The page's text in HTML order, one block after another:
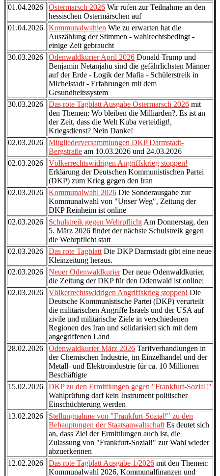
01.04.2026
Ostermarsch 2026 Wir rufen zur Teilnahme an den
hessischen Ostermärschen auf
01.04.2026
Kommunalwahlen Wie zu erwarten hat die
Auszählung der Stimmen - wahlrechtsbedingt -
einige Zeit gebraucht
30.03.2026
Odenwaldkurier April 2026 Donald Trump und
Benjamin Netanjahu sind die gefährlichsten Männer
auf der Erde - Logik der Mafia - Schülerstreik in
Michelstadt - Erfahrungen mit dem
Gesundheitssystem
30.03.2026
Das rote Tagblatt Ausgabe Ostermarsch 2026 mit
den Themen: Wo bleiben die Milliarden?, Es ist an
der Zeit, dass die Welt Kuba verteidigt!,
Kriegsdienst? Nein Danke!
02.03.2026
Mitgliederversammlungen DKP Darmstadt-
Bergstraße am 10.03.2026 und 24.03.2026
02.03.2026
Völkerrechtswidrigen Angriffskrieg stoppen!
Erklärung der Deutschen Kommunistischen Partei
(DKP) zum Krieg gegen den Iran
02.03.2026
Kommunalwahl 2026 Die Sonderausgabe zur
Kommunalwahl von "Unser Weg", Zeitung der
DKP Reinheim ist online
02.03.2026
Schulstreik gegen Wehrpflicht Am Donnerstag, den
5. März 2026 findet der nächste Schulstreik gegen
die Wehrpflicht statt
02.03.2026
Das rote Tagblatt Die DKP Darmstadt gibt eine neue
Kleinzeitung heraus.
02.03.2026
Neuer OdenwaldkurierDer neue Odenwaldkurier,
die Zeitung der DKP für den Odenwald ist online:
02.03.2026
Völkerrechtswidrigen Angriffskrieg stoppen! Die
Deutsche Kommunistische Partei (DKP) verurteilt
die militärischen Angriffe Israels und der USA auf
zivile und militärische Ziele in verschiedenen
Regionen des Iran und solidarisiert sich mit dem
angegriffenen Land
28.02.2026
Odenwaldkurier März 2026 Tarifverhandlungen in
der Chemischen Industrie, im Einzelhandel und der
Metall- und Elektroindustrie für ca. 10 Millionen
Beschäftigte
15.02.2026
DKP zu den Ermittlungen gegen "Frankfurt-Sozial!"
Wahlprüfung darf kein Instrument politischer
Einschüchterung werden
13.02.2026
Stellungnahme von "Frankfurt-Sozial!" zu den
Behauptungen der Staatsanwaltschaft Es deutet sich
an, dass Ziel der Ermittlungen auch ist, die
Zulassung von "Frankfurt-Sozial!" zur Wahl wieder
abzuerkennen
12.02.2026
Das rote Tagblatt Ausgabe 1/2026 mit den Themen:
Kommunalwahl 2026, Kommunalfinanzen und